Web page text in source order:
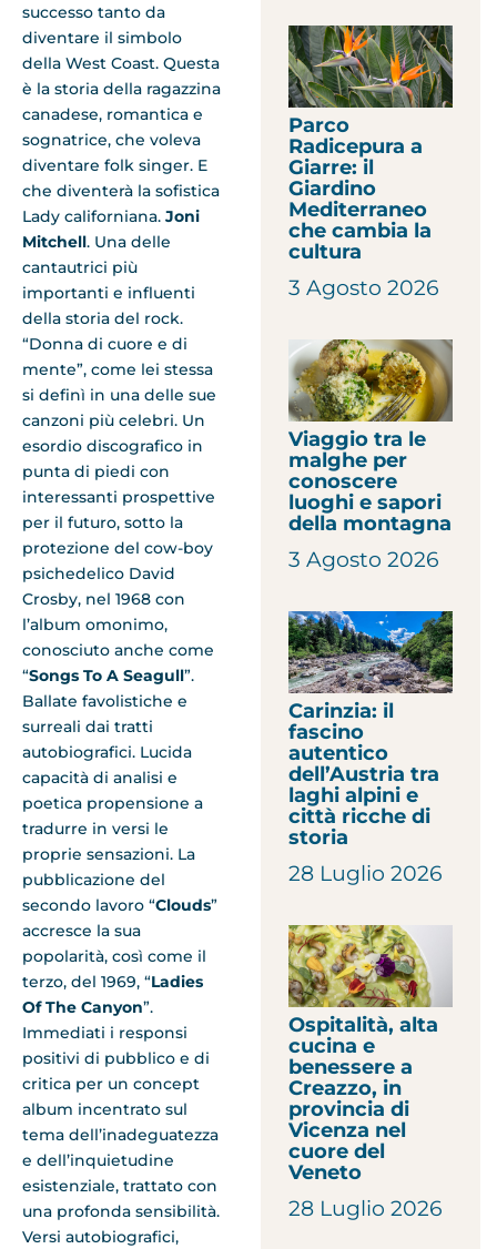
successo tanto da
diventare il simbolo
della West Coast. Questa
è la storia della ragazzina
canadese, romantica e
sognatrice, che voleva
diventare folk singer. E
che diventerà la sofistica
Lady californiana. Joni
Mitchell. Una delle
cantautrici più
importanti e influenti
della storia del rock.
“Donna di cuore e di
mente”, come lei stessa
si definì in una delle sue
canzoni più celebri. Un
esordio discografico in
punta di piedi con
interessanti prospettive
per il futuro, sotto la
protezione del cow-boy
psichedelico David
Crosby, nel 1968 con
l’album omonimo,
conosciuto anche come
“Songs To A Seagull”.
Ballate favolistiche e
surreali dai tratti
autobiografici. Lucida
capacità di analisi e
poetica propensione a
tradurre in versi le
proprie sensazioni. La
pubblicazione del
secondo lavoro “Clouds”
accresce la sua
popolarità, così come il
terzo, del 1969, “Ladies
Of The Canyon”.
Immediati i responsi
positivi di pubblico e di
critica per un concept
album incentrato sul
tema dell’inadeguatezza
e dell’inquietudine
esistenziale, trattato con
una profonda sensibilità.
Versi autobiografici,
Parco
Radicepura a
Giarre: il
Giardino
Mediterraneo
che cambia la
cultura
3 Agosto 2026
Viaggio tra le
malghe per
conoscere
luoghi e sapori
della montagna
3 Agosto 2026
Carinzia: il
fascino
autentico
dell’Austria tra
laghi alpini e
città ricche di
storia
28 Luglio 2026
Ospitalità, alta
cucina e
benessere a
Creazzo, in
provincia di
Vicenza nel
cuore del
Veneto
28 Luglio 2026